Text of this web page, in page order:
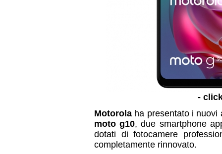
-
Motorola ha presentato i
moto g10, due smartphone
dotati di fotocamere
completamente rinnovato.